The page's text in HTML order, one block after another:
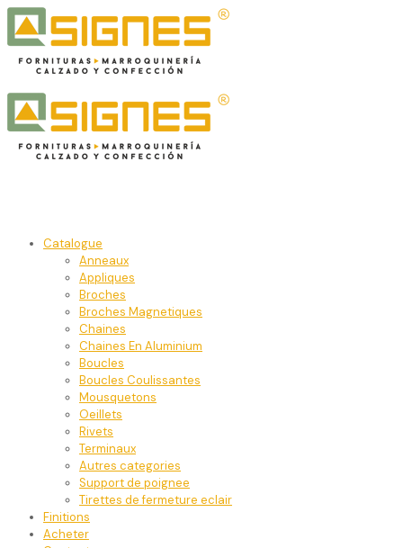
Catalogue
Anneaux
Appliques
Broches
Broches Magnetiques
Chaines
Chaines En Aluminium
Boucles
Boucles Coulissantes
Mousquetons
Oeillets
Rivets
Terminaux
Autres categories
Support de poignee
Tirettes de fermeture eclair
Finitions
Acheter